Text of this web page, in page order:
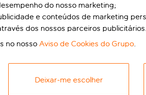
do nosso marketing;
e conteúdos de marketing
dos nossos parceiros publicitários.
no nosso Aviso de Cookies do Grupo.
Deixar-me escolher